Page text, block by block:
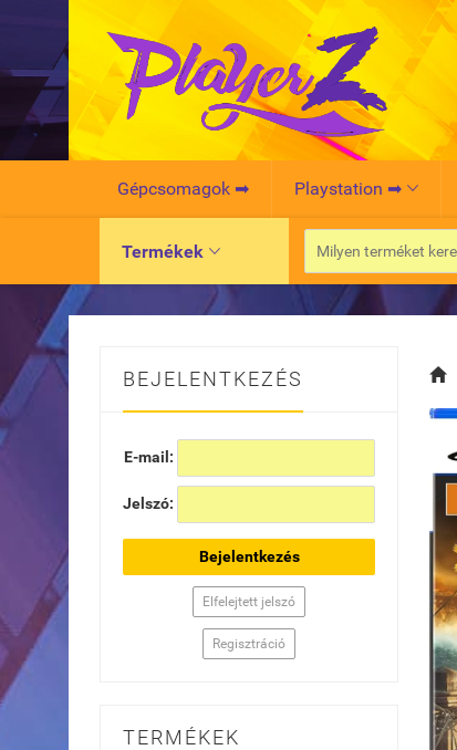
Gépcsomagok ➡ Playstation ➡ 
Termékek 
BEJELENTKEZÉS
E-mail:
Jelszó:
Bejelentkezés
Elfelejtett jelszó
Regisztráció
TERMÉKEK
